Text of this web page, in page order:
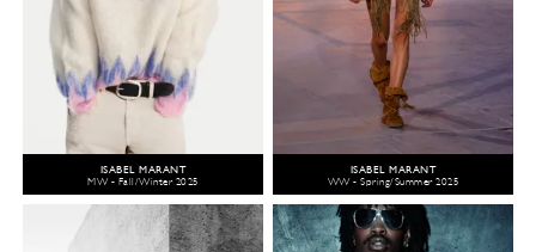
ISABEL MARANT
MW - Fall/Winter 2025
ISABEL MARANT
WW - Spring/Summer 2025